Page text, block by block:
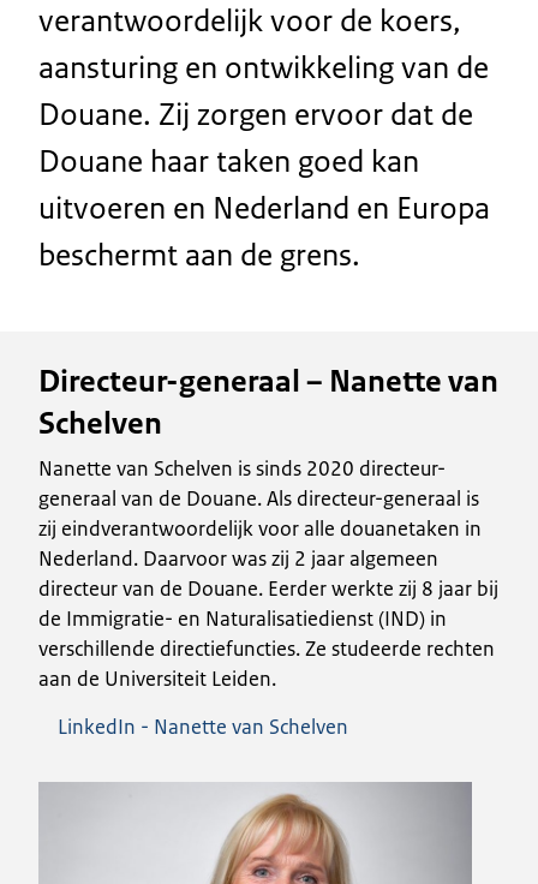
verantwoordelijk voor de koers,
aansturing en ontwikkeling van de
Douane. Zij zorgen ervoor dat de
Douane haar taken goed kan
uitvoeren en Nederland en Europa
beschermt aan de grens.
Directeur-generaal – Nanette van
Schelven
Nanette van Schelven is sinds 2020 directeur-
generaal van de Douane. Als directeur-generaal is
zij eindverantwoordelijk voor alle douanetaken in
Nederland. Daarvoor was zij 2 jaar algemeen
directeur van de Douane. Eerder werkte zij 8 jaar bij
de Immigratie- en Naturalisatiedienst (IND) in
verschillende directiefuncties. Ze studeerde rechten
aan de Universiteit Leiden.
LinkedIn - Nanette van Schelven